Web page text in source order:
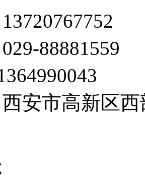
88881559
安市高新区西